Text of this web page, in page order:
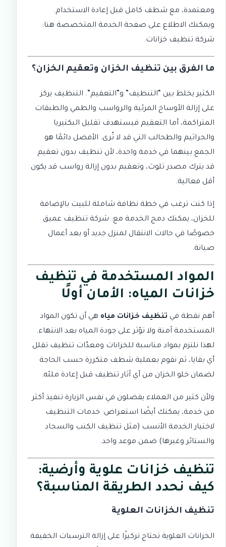
ومعتمدة، مع شطف كامل قبل إعادة الاستخدام.
ويمكنك الاطلاع على صفحة الخدمة المتخصصة هنا:
شركة تنظيف خزانات.
ما الفرق بين تنظيف الخزان وتعقيم الخزان؟
الكثير يخلط بين “التنظيف” و”التعقيم”. التنظيف يركز
على إزالة الأوساخ المرئية والرواسب والطمي والطبقات
المتراكمة، أما التعقيم فيستهدف تقليل البكتيريا
والجراثيم والطحالب التي قد لا تُرى. الأفضل دائمًا هو
الجمع بينهما في خدمة واحدة، لأن تنظيف بدون تعقيم
قد يترك مصدر تلوث، وتعقيم بدون إزالة رواسب قد يكون
أقل فعالية.
إذا كنت ترغب في خطة نظافة شاملة للبيت بالإضافة
للخزان، يمكنك دمج الخدمة مع: شركة تنظيف عميق
خصوصًا في حالات الانتقال لمنزل جديد أو بعد أعمال
صيانة.
المواد المستخدمة في تنظيف
خزانات المياه: الأمان أولًا
أهم نقطة في تنظيف خزانات مياه هي أن تكون المواد
المستخدمة آمنة ولا تؤثر على جودة المياه بعد الانتهاء.
لهذا نلتزم بمواد مناسبة للخزانات ومعدّات تنظيف تقلل
أي بقايا، ثم نقوم بعملية شطف متكررة حسب الحاجة
لضمان خلو الخزان من أي آثار تنظيف قبل إعادة ملئه.
ولأن كثير من العملاء يفضلون في نفس الزيارة تنفيذ أكثر
من خدمة، يمكنك أيضًا استعراض: خدمات التنظيف
لاختيار الخدمة الأنسب (مثل تنظيف الكنب والسجاد
والستائر وغيرها) ضمن موعد واحد.
تنظيف خزانات علوية وأرضية:
كيف نحدد الطريقة المناسبة؟
تنظيف الخزانات العلوية
الخزانات العلوية تحتاج تركيزًا على إزالة الترسبات الخفيفة